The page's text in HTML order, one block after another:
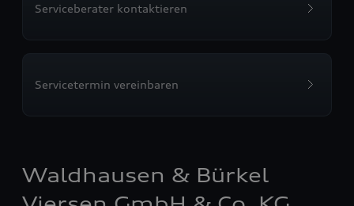
Serviceberater kontaktieren
Servicetermin vereinbaren
Waldhausen & Bürkel